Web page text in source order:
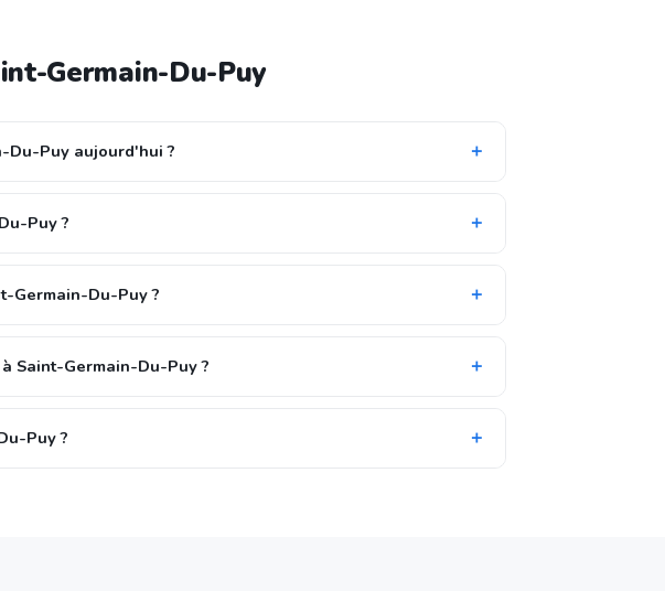
Germain-Du-Puy
Du-Puy aujourd'hui ?
Puy ?
Germain-Du-Puy ?
Saint-Germain-Du-Puy ?
Puy ?